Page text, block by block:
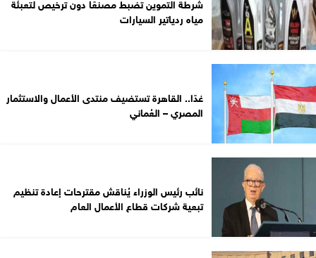
مياه ردياتير السيارات
غدًا.. القاهرة تستضيف منتدى الأعمال والاستثمار
المصري – العُماني
نائب رئيس الوزراء يُناقش مقترحات إعادة تنظيم
تبعية شركات قطاع الأعمال العام